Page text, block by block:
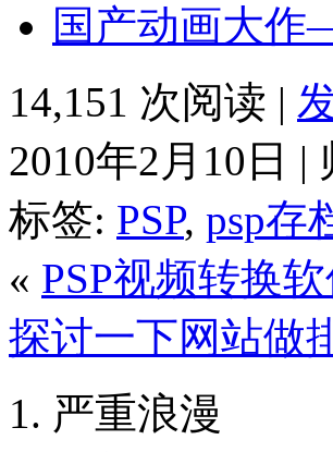
国产动画大
14,151 次阅读 |
2010年2月10日 |
标签: PSP, psp存
« PSP视频转换
探讨一下网站做
严重浪漫